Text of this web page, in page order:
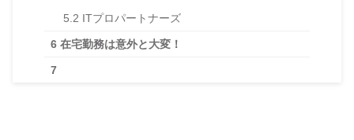
5.2 ITプロパートナーズ
6 在宅勤務は意外と大変！
7